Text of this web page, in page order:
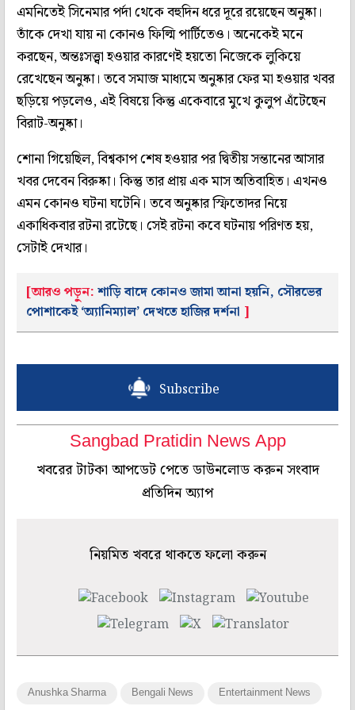
এমনিতেই সিনেমার পর্দা থেকে বহুদিন ধরে দূরে রয়েছেন অনুষ্কা।
তাঁকে দেখা যায় না কোনও ফিল্মি পার্টিতেও। অনেকেই মনে
করছেন, অন্তঃসত্ত্বা হওয়ার কারণেই হয়তো নিজেকে লুকিয়ে
রেখেছেন অনুষ্কা। তবে সমাজ মাধ্যমে অনুষ্কার ফের মা হওয়ার খবর
ছড়িয়ে পড়লেও, এই বিষয়ে কিন্তু একেবারে মুখে কুলুপ এঁটেছেন
বিরাট-অনুষ্কা।
শোনা গিয়েছিল, বিশ্বকাপ শেষ হওয়ার পর দ্বিতীয় সন্তানের আসার
খবর দেবেন বিরুষ্কা। কিন্তু তার প্রায় এক মাস অতিবাহিত। এখনও
এমন কোনও ঘটনা ঘটেনি। তবে অনুষ্কার স্ফিতোদর নিয়ে
একাধিকবার রটনা রটেছে। সেই রটনা কবে ঘটনায় পরিণত হয়,
সেটাই দেখার।
[আরও পড়ুন: শাড়ি বাদে কোনও জামা আনা হয়নি, সৌরভের
পোশাকেই ‘অ্যানিম্যাল’ দেখতে হাজির দর্শনা ]
Subscribe
Sangbad Pratidin News App
খবরের টাটকা আপডেট পেতে ডাউনলোড করুন সংবাদ
প্রতিদিন অ্যাপ
নিয়মিত খবরে থাকতে ফলো করুন
Anushka Sharma Bengali News Entertainment News